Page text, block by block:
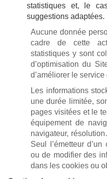
statistiques et, le
suggestions adaptées.
Aucune donnée
cadre de cette
statistiques y sont
d’optimisation du
d’améliorer le
Les informations
une durée limitée,
pages visitées et le
équipement de
navigateur,
Seul l’émetteur
ou de modifier des
dans les cookies ou